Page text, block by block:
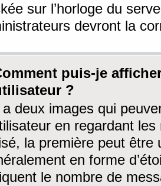
sur l’horloge du
devront la
puis-je
?
a deux images qui
en regardant
la première peut être
en forme
le nombre de